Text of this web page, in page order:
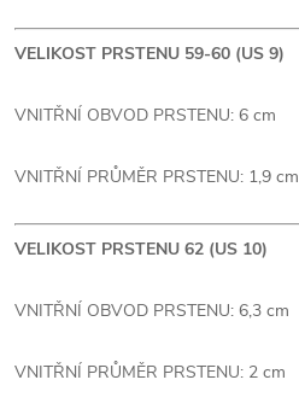
VELIKOST PRSTENU 59-60 (US 9)
VNITŘNÍ OBVOD PRSTENU: 6 cm
VNITŘNÍ PRŮMĚR PRSTENU: 1,9 cm
VELIKOST PRSTENU 62 (US 10)
VNITŘNÍ OBVOD PRSTENU: 6,3 cm
VNITŘNÍ PRŮMĚR PRSTENU: 2 cm